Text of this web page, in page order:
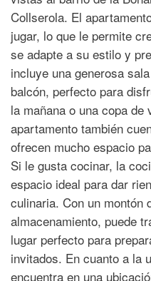
Collserola. El
jugar, lo que le permite
se adapte a su estilo y
incluye una generosa
balcón, perfecto para
la mañana o una copa de
apartamento también
ofrecen mucho espacio
Si le gusta cocinar, la
espacio ideal para dar
culinaria. Con un montón
almacenamiento, puede
lugar perfecto para
invitados. En cuanto a la
encuentra en una